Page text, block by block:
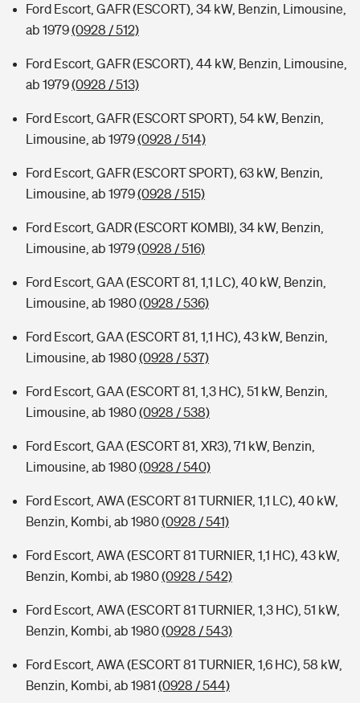
Ford Escort, GAFR (ESCORT), 34 kW, Benzin, Limousine,
ab 1979(0928 / 512)
Ford Escort, GAFR (ESCORT), 44 kW, Benzin, Limousine,
ab 1979(0928 / 513)
Ford Escort, GAFR (ESCORT SPORT), 54 kW, Benzin,
Limousine, ab 1979(0928 / 514)
Ford Escort, GAFR (ESCORT SPORT), 63 kW, Benzin,
Limousine, ab 1979(0928 / 515)
Ford Escort, GADR (ESCORT KOMBI), 34 kW, Benzin,
Limousine, ab 1979(0928 / 516)
Ford Escort, GAA (ESCORT 81, 1,1 LC), 40 kW, Benzin,
Limousine, ab 1980(0928 / 536)
Ford Escort, GAA (ESCORT 81, 1,1 HC), 43 kW, Benzin,
Limousine, ab 1980(0928 / 537)
Ford Escort, GAA (ESCORT 81, 1,3 HC), 51 kW, Benzin,
Limousine, ab 1980(0928 / 538)
Ford Escort, GAA (ESCORT 81, XR3), 71 kW, Benzin,
Limousine, ab 1980(0928 / 540)
Ford Escort, AWA (ESCORT 81 TURNIER, 1,1 LC), 40 kW,
Benzin, Kombi, ab 1980(0928 / 541)
Ford Escort, AWA (ESCORT 81 TURNIER, 1,1 HC), 43 kW,
Benzin, Kombi, ab 1980(0928 / 542)
Ford Escort, AWA (ESCORT 81 TURNIER, 1,3 HC), 51 kW,
Benzin, Kombi, ab 1980(0928 / 543)
Ford Escort, AWA (ESCORT 81 TURNIER, 1,6 HC), 58 kW,
Benzin, Kombi, ab 1981 (0928 / 544)